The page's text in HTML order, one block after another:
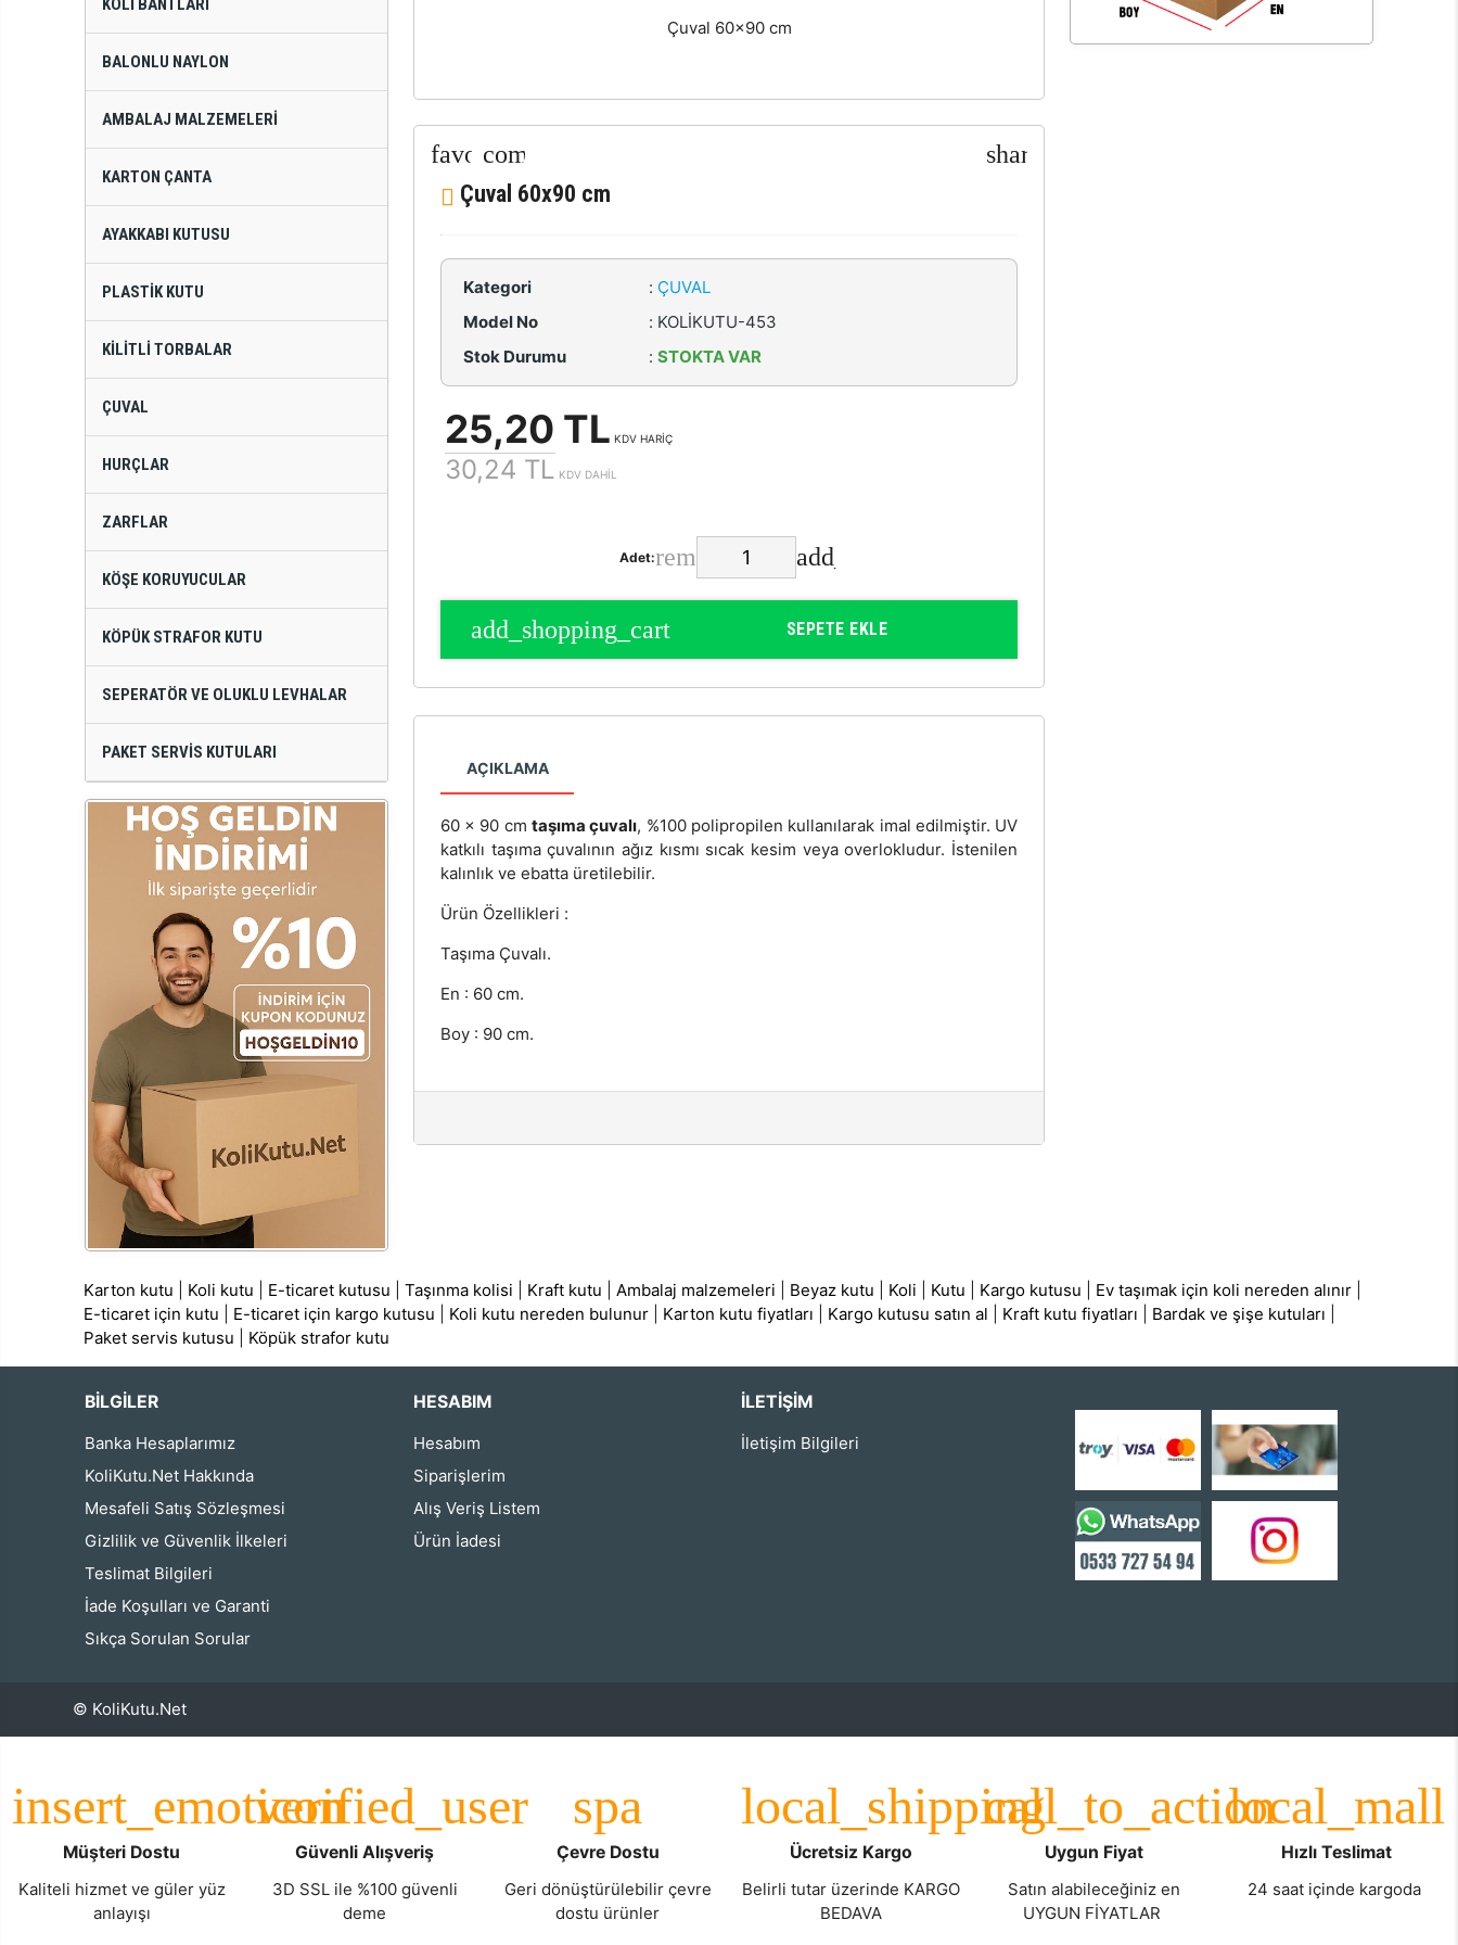
KOLI BANTLARI
BALONLU NAYLON
AMBALAJ MALZEMELERI
KARTON ÇANTA
AYAKKABI KUTUSU
PLASTIK KUTU
KILITLI TORBALAR
ÇUVAL
HURÇLAR
ZARFLAR
KÖŞE KORUYUCULAR
KÖPÜK STRAFOR KUTU
SEPERATÖR VE OLUKLU LEVHALAR
PAKET SERVIS KUTULARI
Çuval 60x90 cm
Çuval 60x90 cm
Kategori : ÇUVAL
Model No
: KOLİKUTU-453
Stok Durumu
: STOKTA VAR
25,20 TL KDV HARİÇ
30,24 TL KDV DAHİL
Adet:
SEPETE EKLE
AÇIKLAMA
60 x 90 cmtaşıma çuvalı, %100 polipropilen kullanılarak imal edilmiştir. UV
katkılı taşıma çuvalının ağız kısmı sıcak kesim veya overlokludur. İstenilen
kalınlık ve ebatta üretilebilir.
Ürün Özellikleri :
Taşıma Çuvalı.
En : 60 cm.
Boy : 90 cm.
Karton kutu Koli kutu E-ticaret kutusu |Taşınma kolisi Kraft kutu |Ambalaj malzemeleri Beyaz kutu Koli Kutu Kargo kutusu Ev taşımak için koli nereden alınır
E-ticaret için kutu
E-ticaret için kargo kutusu Koli kutu nereden bulunur Karton kutu fiyatları Kargo kutusu satın al Kraft kutu fiyatları Bardak ve şişe kutuları
Paket servis kutusu
Köpük strafor kutu
BİLGİLER
Banka Hesaplarımız
KoliKutu.Net Hakkında
Mesafeli Satış Sözleşmesi
Gizlilik ve Güvenlik İlkeleri
Teslimat Bilgileri
İade Koşulları ve Garanti
Sıkça Sorulan Sorular
HESABIM
Hesabım
Siparişlerim
Alış Veriş Listem
Ürün İadesi
İLETIŞIM
İletişim Bilgileri
© KoliKutu.Net
Müşteri Dostu
Kaliteli hizmet ve güler yüz
anlayışı
Güvenli Alışveriş
3D SSL ile %100 güvenli
deme
Çevre Dostu
Geri dönüştürülebilir çevre
dostu ürünler
Ücretsiz Kargo
Belirli tutar üzerinde KARGO
BEDAVA
Uygun Fiyat
Satın alabileceğiniz en
UYGUN FİYATLAR
Hızlı Teslimat
24 saat içinde kargoda